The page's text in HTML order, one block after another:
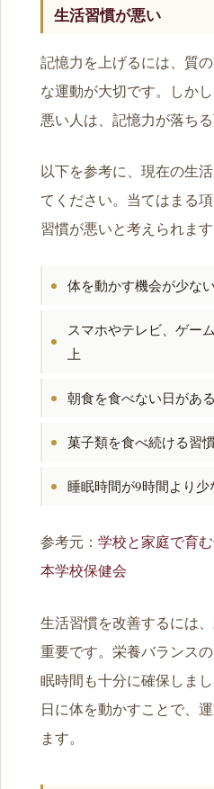
生活習慣が悪い
記憶力を上げるには、質
な運動が大切です。しか
悪い人は、記憶力が落ち
以下を参考に、現在の生
てください。当てはまる
習慣が悪いと考えられます
体を動かす機会が少ない
スマホやテレビ、ゲー
上
朝食を食べない日がある
菓子類を食べ続ける習
睡眠時間が9時間より少
参考元： 学校と家庭で育
本学校保健会
生活習慣を改善するには
重要です。栄養バランス
眠時間も十分に確保しま
日に体を動かすことで、
ます。